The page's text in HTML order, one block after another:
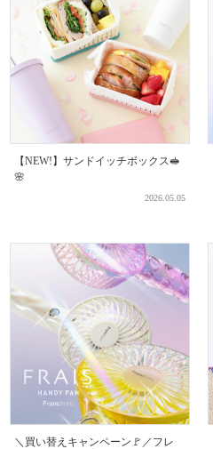
【NEW!】サンドイッチボックス🥪
🌸
2026.05.05
＼買い替えキャンペーン🚩／フレ